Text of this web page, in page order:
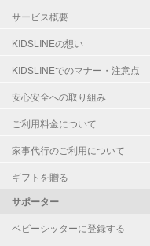
サービス概要
KIDSLINEの想い
KIDSLINEでのマナー・注意点
安心安全への取り組み
ご利用料金について
家事代行のご利用について
ギフトを贈る
サポーター
ベビーシッターに登録する